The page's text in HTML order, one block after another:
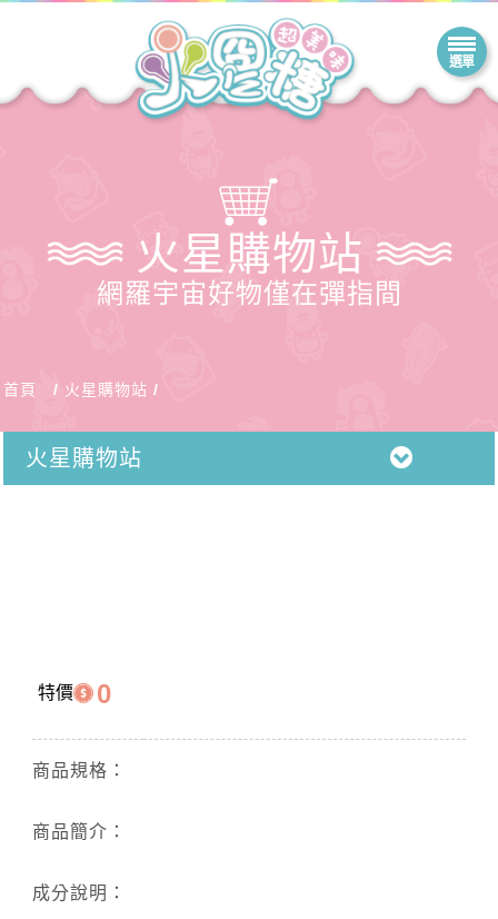
火星購物站
網羅宇宙好物僅在彈指間
首頁 火星購物站
火星購物站
特價 0
商品規格：
商品簡介：
成分說明：